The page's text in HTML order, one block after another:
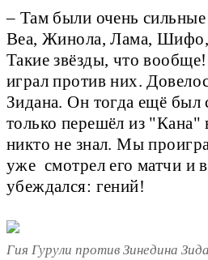
– Там были очень
Веа, Жинола, Лама,
Такие звёзды, что
играл против них.
Зидана. Он тогда ещё был
только перешёл из "Кана"
никто не знал. Мы
уже смотрел его матчи и
убеждался: гений!
Гия Гурули против Зинедина